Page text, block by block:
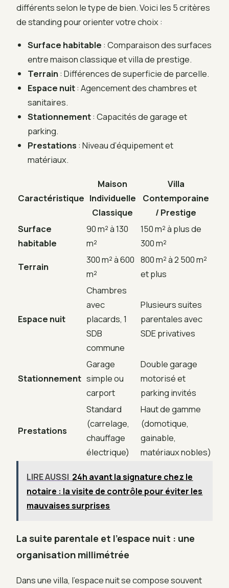
différents selon le type de bien. Voici les 5 critères
de standing pour orienter votre choix :
Surface habitable : Comparaison des surfaces
entre maison classique et villa de prestige.
Terrain : Différences de superficie de parcelle.
Espace nuit: Agencement des chambres et
sanitaires.
Stationnement: Capacités de garage et
parking.
Prestations : Niveau d’équipement et
matériaux.
Caractéristique
Maison
Individuelle
Classique
Villa
Contemporaine
/ Prestige
Surface
habitable
90 m² à 130
m²
150 m² à plus de
300 m²
Terrain
300 m² à 600
m²
800 m² à 2 500 m²
et plus
Espace nuit
Chambres
avec
placards, 1
SDB
commune
Plusieurs suites
parentales avec
SDE privatives
Stationnement
Garage
simple ou
carport
Double garage
motorisé et
parking invités
Prestations
Standard
(carrelage,
chauffage
électrique)
Haut de gamme
(domotique,
gainable,
matériaux nobles)
LIRE AUSSI 24h avant la signature chez le
notaire : la visite de contrôle pour éviter les
mauvaises surprises
La suite parentale et l’espace nuit : une
organisation millimétrée
Dans une villa, l’espace nuit se compose souvent